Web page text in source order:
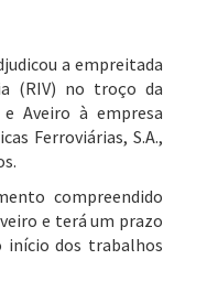
a empreitada
(RIV) no troço da
Aveiro à empresa
Ferroviárias, S.A.,
compreendido
e terá um prazo
início dos trabalhos